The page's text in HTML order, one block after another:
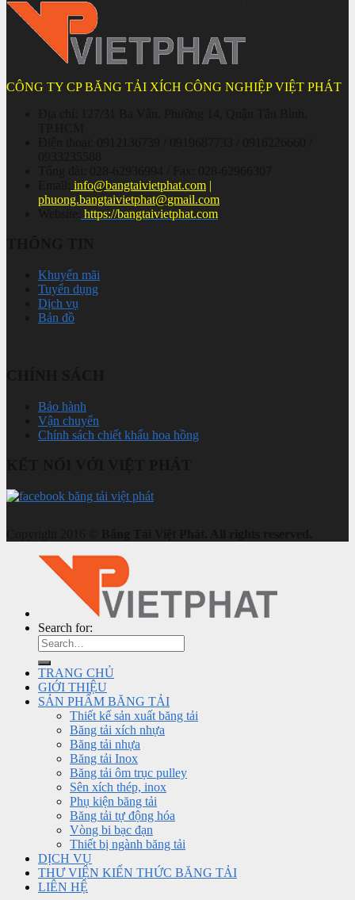
CÔNG TY CP BĂNG TẢI XÍCH CÔNG NGHIỆP VIỆT PHÁT
info@bangtaivietphat.com |
phuong.bangtaivietphat@gmail.com
https://bangtaivietphat.com
Khuyến mãi
Tuyển dụng
Dịch vụ
Bản đồ
Bảo hành
Vận chuyển
Chính sách chiết khấu hoa hồng
Search for:
TRANG CHỦ
GIỚI THIỆU
SẢN PHẨM BĂNG TẢI
Thiết kế sản xuất băng tải
Băng tải xích nhựa
Băng tải nhựa
Băng tải Inox
Băng tải ôm trục pulley
Sên xích thép, inox
Phụ kiện băng tải
Băng tải tự động hóa
Vòng bi bạc đạn
Thiết bị ngành băng tải
DỊCH VỤ
THƯ VIỆN KIẾN THỨC BĂNG TẢI
LIÊN HỆ